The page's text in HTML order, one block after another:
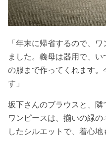
「年末に帰省するので、
ました。義母は器用で、
の服まで作ってくれます
す」
坂下さんのブラウスと、
ワンピースは、揃いの緑
したシルエットで、着心地